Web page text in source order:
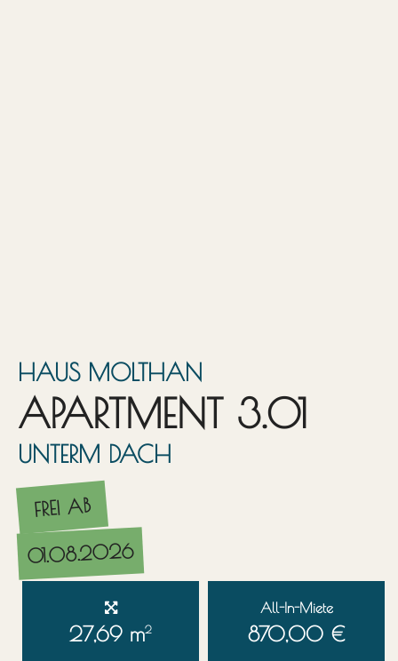
HAUS MOLTHAN
APARTMENT 3.01
UNTERM DACH
FREI AB
01.08.2026
27,69 m2
All-In-Miete
870,00 €